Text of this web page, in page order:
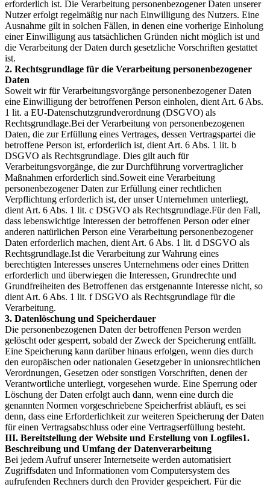
erforderlich ist. Die Verarbeitung personenbezogener Daten unserer
Nutzer erfolgt regelmäßig nur nach Einwilligung des Nutzers. Eine
Ausnahme gilt in solchen Fällen, in denen eine vorherige Einholung
einer Einwilligung aus tatsächlichen Gründen nicht möglich ist und
die Verarbeitung der Daten durch gesetzliche Vorschriften gestattet
ist.
2. Rechtsgrundlage für die Verarbeitung personenbezogener
Daten
Soweit wir für Verarbeitungsvorgänge personenbezogener Daten
eine Einwilligung der betroffenen Person einholen, dient Art. 6 Abs.
1 lit. a EU-Datenschutzgrundverordnung (DSGVO) als
Rechtsgrundlage.Bei der Verarbeitung von personenbezogenen
Daten, die zur Erfüllung eines Vertrages, dessen Vertragspartei die
betroffene Person ist, erforderlich ist, dient Art. 6 Abs. 1 lit. b
DSGVO als Rechtsgrundlage. Dies gilt auch für
Verarbeitungsvorgänge, die zur Durchführung vorvertraglicher
Maßnahmen erforderlich sind.Soweit eine Verarbeitung
personenbezogener Daten zur Erfüllung einer rechtlichen
Verpflichtung erforderlich ist, der unser Unternehmen unterliegt,
dient Art. 6 Abs. 1 lit. c DSGVO als Rechtsgrundlage.Für den Fall,
dass lebenswichtige Interessen der betroffenen Person oder einer
anderen natürlichen Person eine Verarbeitung personenbezogener
Daten erforderlich machen, dient Art. 6 Abs. 1 lit. d DSGVO als
Rechtsgrundlage.Ist die Verarbeitung zur Wahrung eines
berechtigten Interesses unseres Unternehmens oder eines Dritten
erforderlich und überwiegen die Interessen, Grundrechte und
Grundfreiheiten des Betroffenen das erstgenannte Interesse nicht, so
dient Art. 6 Abs. 1 lit. f DSGVO als Rechtsgrundlage für die
Verarbeitung.
3. Datenlöschung und Speicherdauer
Die personenbezogenen Daten der betroffenen Person werden
gelöscht oder gesperrt, sobald der Zweck der Speicherung entfällt.
Eine Speicherung kann darüber hinaus erfolgen, wenn dies durch
den europäischen oder nationalen Gesetzgeber in unionsrechtlichen
Verordnungen, Gesetzen oder sonstigen Vorschriften, denen der
Verantwortliche unterliegt, vorgesehen wurde. Eine Sperrung oder
Löschung der Daten erfolgt auch dann, wenn eine durch die
genannten Normen vorgeschriebene Speicherfrist abläuft, es sei
denn, dass eine Erforderlichkeit zur weiteren Speicherung der Daten
für einen Vertragsabschluss oder eine Vertragserfüllung besteht.
III. Bereitstellung der Website und Erstellung von Logfiles1.
Beschreibung und Umfang der Datenverarbeitung
Bei jedem Aufruf unserer Internetseite werden automatisiert
Zugriffsdaten und Informationen vom Computersystem des
aufrufenden Rechners durch den Provider gespeichert. Für die